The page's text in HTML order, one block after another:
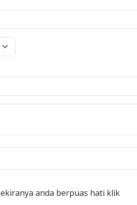
anda berpuas hati klik